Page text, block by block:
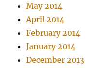
May 2014
April 2014
February 2014
January 2014
December 2013